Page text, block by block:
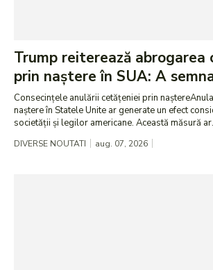
Trump reiterează abrogarea
prin naștere în SUA: A
Consecințele anulării cetățeniei prin
naștere în Statele Unite ar generate un efect
societății și legilor americane. Această măsură
DIVERSE NOUTATI aug. 07, 2026